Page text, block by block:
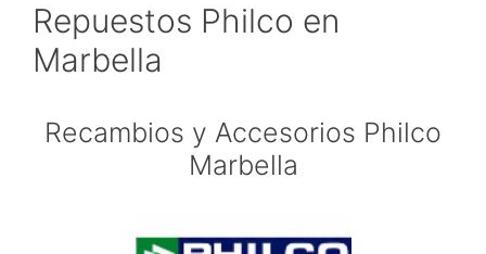
Repuestos Philco en
Marbella
Recambios y Accesorios Philco
Marbella